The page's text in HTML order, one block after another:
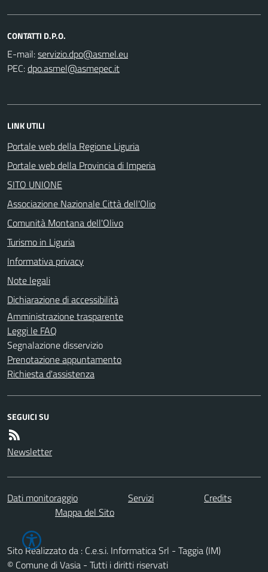
CONTATTI D.P.O.
E-mail:
PEC:
LINK UTILI
Portale web della Regione Liguria
Portale web della Provincia di Imperia
SITO UNIONE
Associazione Nazionale Città dell'Olio
Comunità Montana dell'Olivo
Turismo in Liguria
Informativa privacy
Note legali
Dichiarazione di accessibilità
Amministrazione trasparente
Leggi le FAQ
Segnalazione disservizio
Prenotazione appuntamento
Richiesta d'assistenza
SEGUICI SU
Newsletter
Dati monitoraggio Servizi
Credits
Mappa del Sito
Sito Realizzato da : C.e.s.i. Informatica Srl - Taggia (IM)
© Comune di Vasia - Tutti i diritti riservati